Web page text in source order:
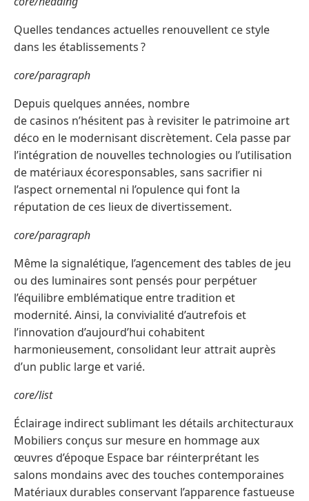
Quelles tendances actuelles renouvellent ce style
dans les établissements ?
core/paragraph
Depuis quelques années, nombre
de casinos n’hésitent pas à revisiter le patrimoine art
déco en le modernisant discrètement. Cela passe par
l’intégration de nouvelles technologies ou l’utilisation
de matériaux écoresponsables, sans sacrifier ni
l’aspect ornemental ni l’opulence qui font la
réputation de ces lieux de divertissement.
core/paragraph
Même la signalétique, l’agencement des tables de jeu
ou des luminaires sont pensés pour perpétuer
l’équilibre emblématique entre tradition et
modernité. Ainsi, la convivialité d’autrefois et
l’innovation d’aujourd’hui cohabitent
harmonieusement, consolidant leur attrait auprès
d’un public large et varié.
core/list
Éclairage indirect sublimant les détails architecturaux
Mobiliers conçus sur mesure en hommage aux
œuvres d’époque Espace bar réinterprétant les
salons mondains avec des touches contemporaines
Matériaux durables conservant l’apparence fastueuse